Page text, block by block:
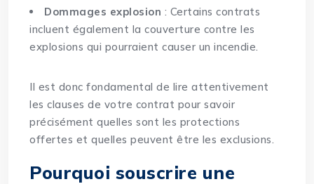
Dommages explosion : Certains contrats
incluent également la couverture contre les
explosions qui pourraient causer un incendie.
Il est donc fondamental de lire attentivement
les clauses de votre contrat pour savoir
précisément quelles sont les protections
offertes et quelles peuvent être les exclusions.
Pourquoi souscrire une